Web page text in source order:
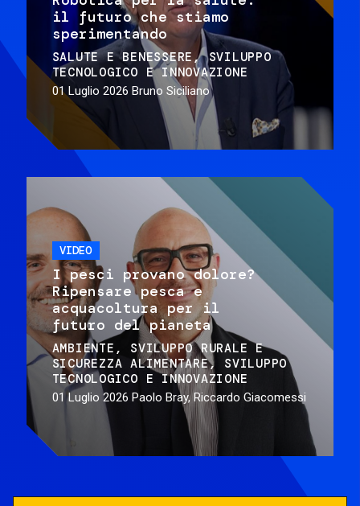
il futuro che stiamo
sperimentando
SALUTE E BENESSERE
SVILUPPO
TECNOLOGICO E INNOVAZIONE
01 Luglio 2026 Bruno Siciliano
VIDEO
I pesci provano dolore?
Ripensare pesca e
acquacoltura per il
futuro del pianeta
AMBIENTE
SVILUPPO RURALE E
SICUREZZA ALIMENTARE
SVILUPPO
TECNOLOGICO E INNOVAZIONE
01 Luglio 2026 Paolo Bray, Riccardo Giacomessi